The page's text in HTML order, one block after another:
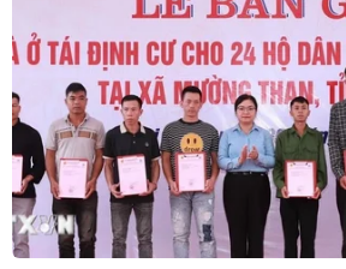
04/08/2026 13:21
Tháo gỡ "điểm nghẽn" dữ liệu: Bộ
tế tăng tốc chuyển đổi số toàn
04/08/2026 08:08